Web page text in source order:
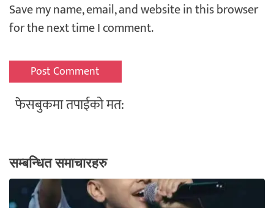
Save my name, email, and website in this browser
for the next time I comment.
फेसबुकमा तपाईको मत:
सम्बन्धित समाचारहरु